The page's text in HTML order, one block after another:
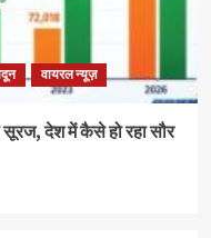
वायरल न्यूज़
देश में कैसे हो रहा सौर